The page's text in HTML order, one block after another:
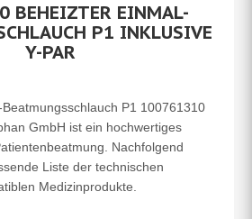
BEHEIZTER EINMAL-
P1 INKLUSIVE
Y-PAR
P1 100761310
GmbH ist ein hochwertiges
Nachfolgend
Liste der technischen
Medizinprodukte.